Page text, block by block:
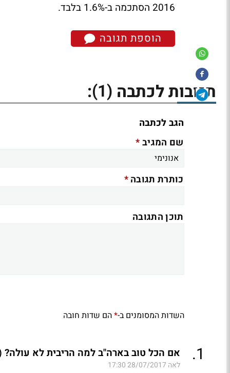
2016 הסתכמה ב-1.6% בלבד.
הוספת תגובה
תגובות לכתבה (1)
:
הגב לכתבה
שם המגיב*
כותרת תגובה*
תוכן התגובה
השדות המסומנים ב-*הם שדות חובה
1
. אם הכל טוב בארה"ב למה הריבית לא עולה?
לאה 28/07/2017 17:30